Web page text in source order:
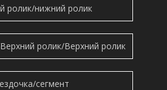
ролик/нижний ролик
ролик/Верхний ролик
сегмент